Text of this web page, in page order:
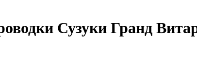
Сузуки Гранд